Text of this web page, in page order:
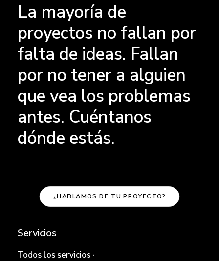
La mayoría de
proyectos no fallan por
falta de ideas. Fallan
por no tener a alguien
que vea los problemas
antes. Cuéntanos
dónde estás.
¿HABLAMOS DE TU PROYECTO?
Servicios
Todos los servicios ·